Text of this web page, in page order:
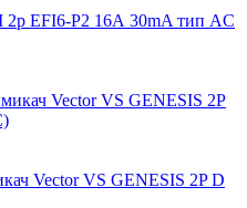
2р EFI6-P2 16А 30mA тип AC
Vector VS GENESIS 2P D